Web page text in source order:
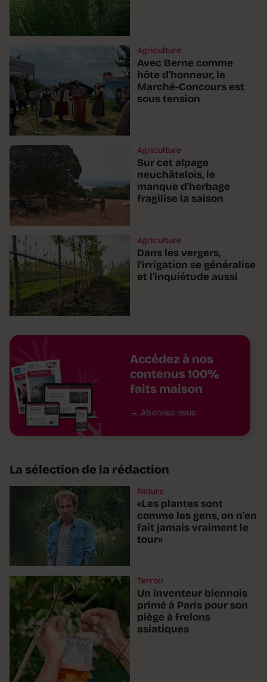
Agriculture
Avec Berne comme
hôte d'honneur, le
Marché-Concours est
sous tension
Agriculture
Sur cet alpage
neuchâtelois, le
manque d'herbage
fragilise la saison
Agriculture
Dans les vergers,
l'irrigation se généralise
et l'inquiétude aussi
Accédez à nos
contenus 100%
faits maison
Abonnez-vous
La sélection de la rédaction
Nature
«Les plantes sont
comme les gens, on n'en
fait jamais vraiment le
tour»
Terroir
Un inventeur biennois
primé à Paris pour son
piège à frelons
asiatiques